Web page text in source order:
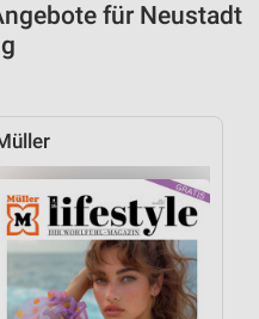
für Neustadt
oder
Angebote
Auswahl von